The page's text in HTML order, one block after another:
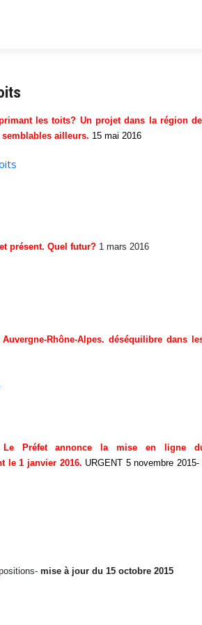
les toits? Un projet dans la région
ailleurs. 15 mai 2016
présent. Quel futur? 1 mars 2016
Rhône-Alpes. déséquilibre dans
Le Préfet annonce la mise en ligne
le 1 janvier 2016. URGENT 5 novembre
mise à jour du 15 octobre 2015